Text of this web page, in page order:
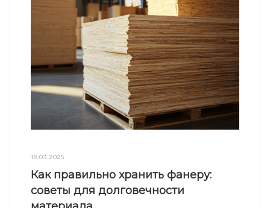
18.03.2025
Как правильно хранить фанеру:
советы для долговечности